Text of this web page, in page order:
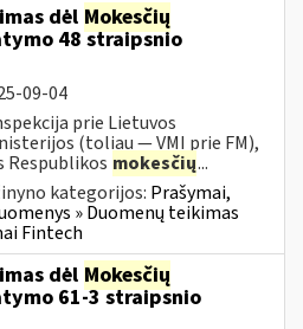
dėl Mokesčių
48 straipsnio
09-04
prie Lietuvos
(toliau — VMI prie FM),
Respublikos mokesčių...
kategorijos: Prašymai,
» Duomenų teikimas
Fintech
dėl Mokesčių
61-3 straipsnio